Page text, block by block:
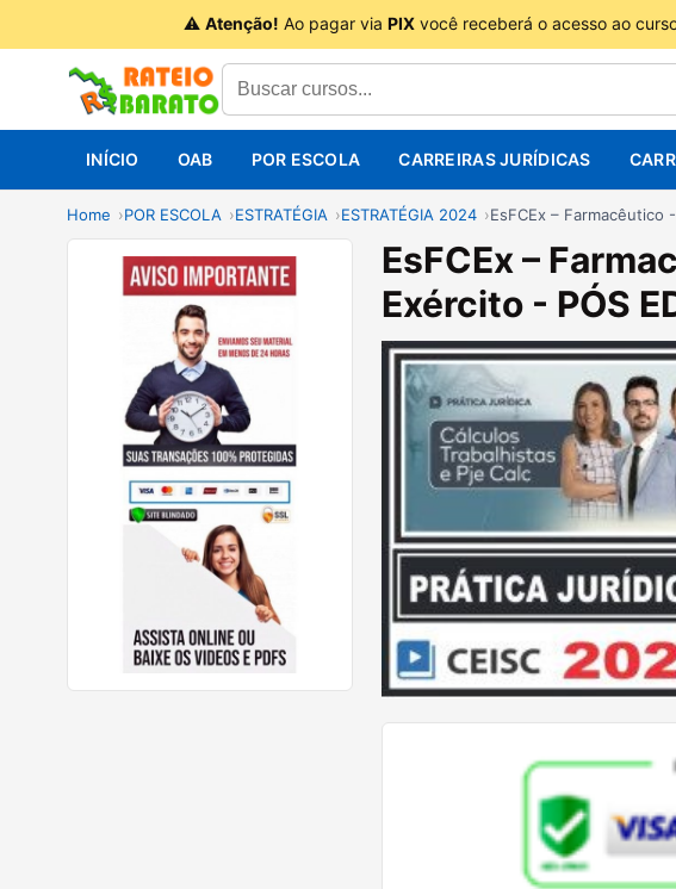
⚠ Atenção! Ao pagar via PIX você receberá o acesso ao
INÍCIO OAB POR ESCOLA CARREIRAS JURÍDICAS
Home POR ESCOLA ESTRATÉGIA ESTRATÉGIA 2024 EsFCEx – Farmacêutico
EsFCEx –
Exército - PÓS